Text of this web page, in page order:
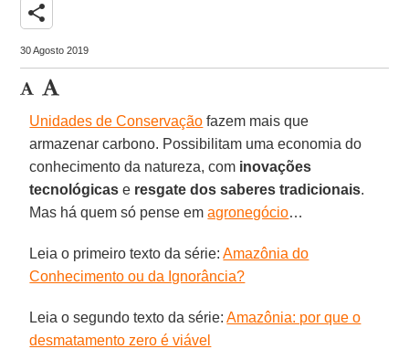
share
30 Agosto 2019
Unidades de Conservação fazem mais que
armazenar carbono. Possibilitam uma economia do
conhecimento da natureza, com inovações
tecnológicas e resgate dos saberes tradicionais.
Mas há quem só pense emagronegócio…
Leia o primeiro texto da série:Amazônia do
Conhecimento ou da Ignorância?
Leia o segundo texto da série:Amazônia: por que o
desmatamento zero é viável